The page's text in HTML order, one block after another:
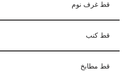
قط غرف نوم
قط كنب
قط مطابخ